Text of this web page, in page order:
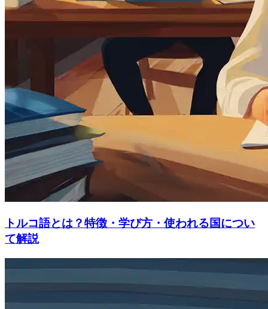
トルコ語とは？特徴・学び方・使われる国につい
て解説